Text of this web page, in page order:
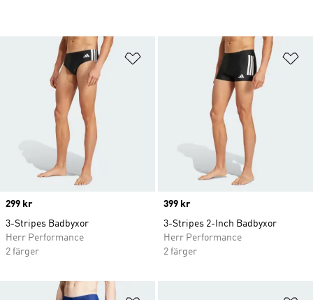
Lägg till på önskelistan
Price
299 kr
3-Stripes Badbyxor
Herr Performance
2 färger
Price
399 kr
3-Stripes 2-Inch Badbyxor
Herr Performance
2 färger